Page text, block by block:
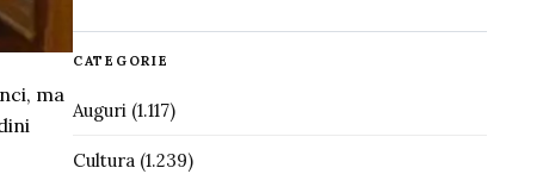
ma
CATEGORIE
Auguri(1.117)
Cultura(1.239)